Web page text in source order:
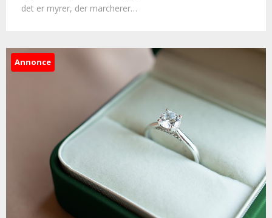
det er myrer, der marcherer…
Annonce